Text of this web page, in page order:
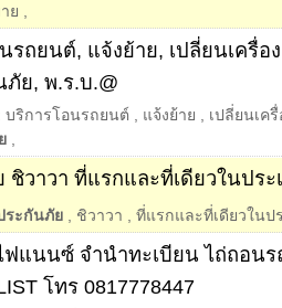
ย
รถยนต์, แจ้งย้าย, เปลี่ยนเครื่อ
ย, พ.ร.บ.@
บริการโอนรถยนต์ แจ้งย้าย
เปลี่ยนเครื่
ชิวาวา ที่แรกและที่เดียวในประ
ระกันภัย ชิวาวา ที่แรกและที่เดียวในป
ฟแนนซ์ จำนำทะเบียน ไถ่ถอนร
โทร 0817778447